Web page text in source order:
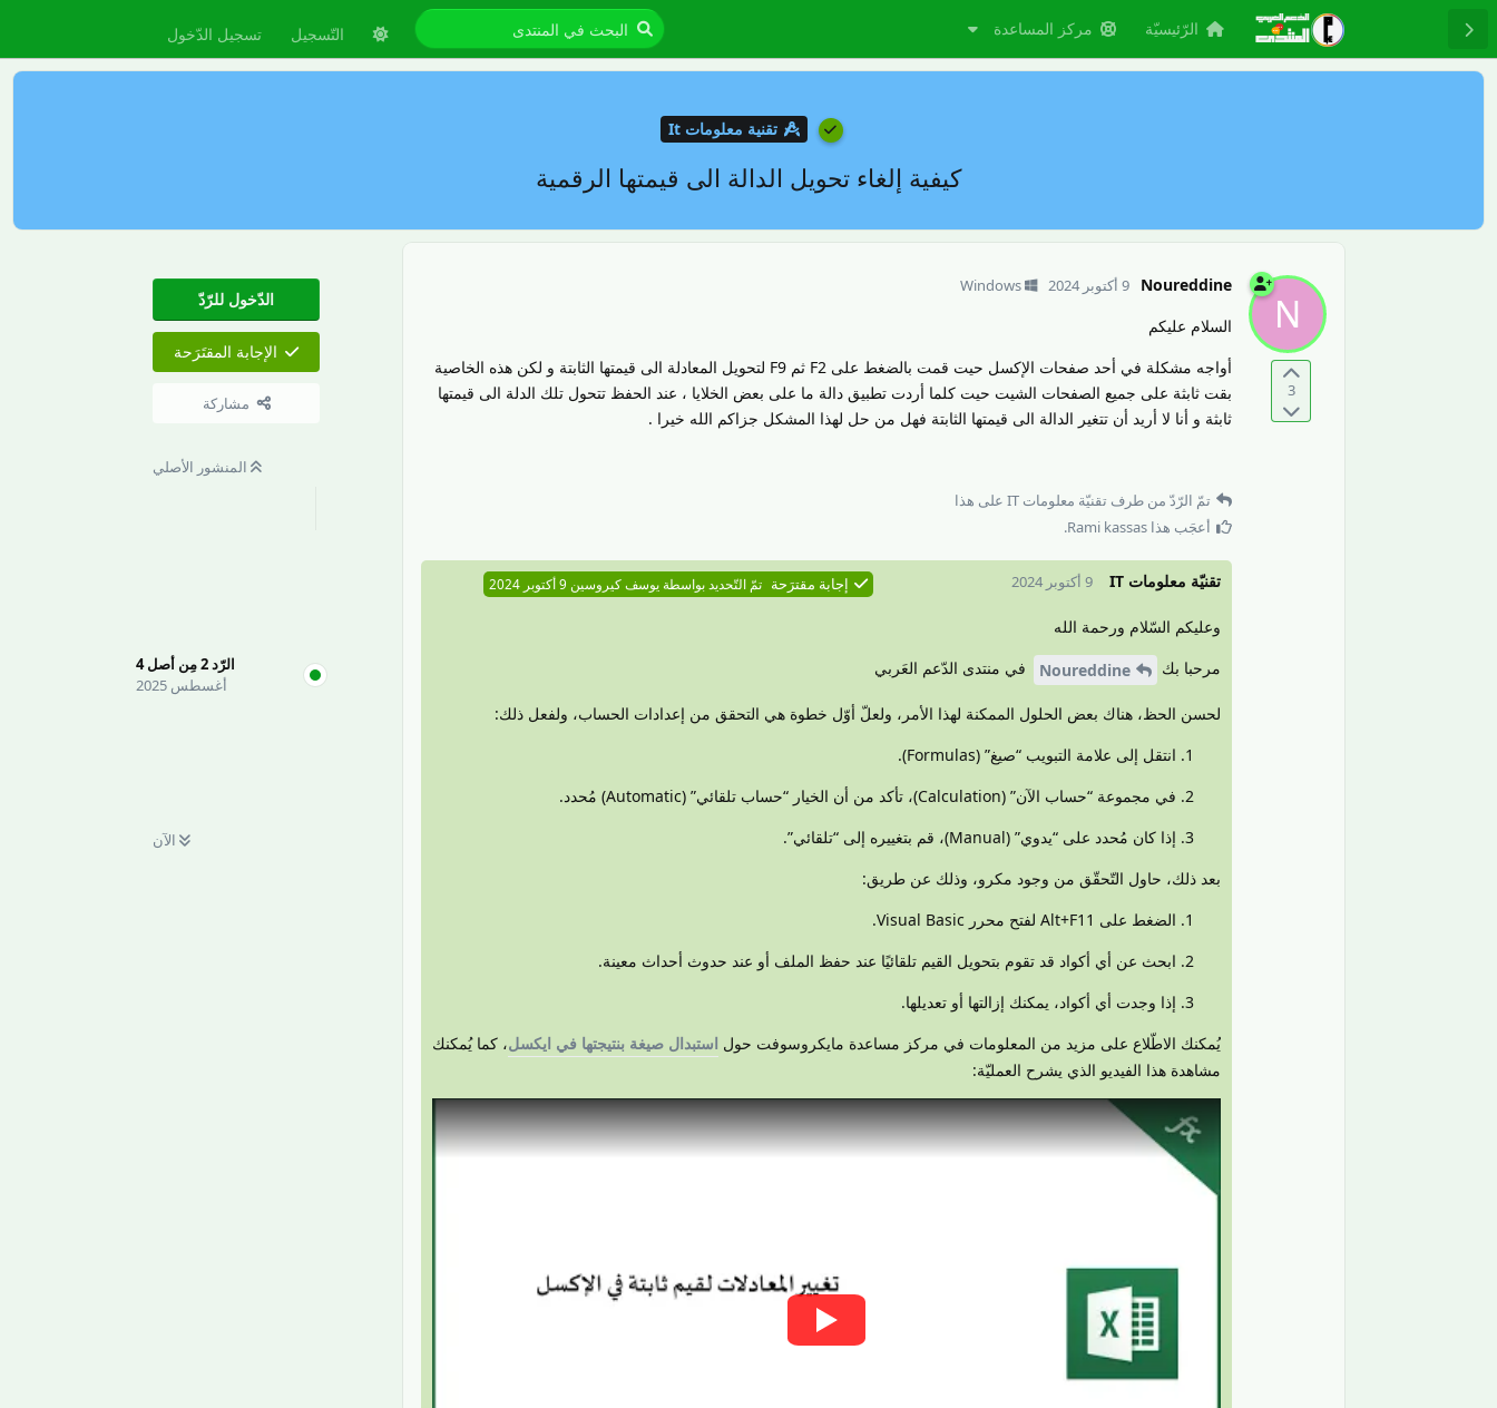
الرّئيسيّة مركز المساعدة التّسجيل تسجيل الدّخول
تقنية معلومات It
كيفية إلغاء تحويل الدالة الى قيمتها الرقمية
الدّخول للرّدّ
الإجابة المقتَرَحة
مشاركة
المنشور الأصلي
الرّد2مِن أصل4
أغسطس 2025
الآن
3
N
Noureddine 9 أكتوبر 2024 Windows
السلام عليكم
أواجه مشكلة في أحد صفحات الإكسل حيت قمت بالضغط على F2 ثم F9 لتحويل المعادلة الى قيمتها الثابتة و لكن هذه الخاصية
بقت ثابثة على جميع الصفحات الشيت حيت كلما أردت تطبيق دالة ما على بعض الخلايا ، عند الحفظ تتحول تلك الدلة الى قيمتها
ثابثة و أنا لا أريد أن تتغير الدالة الى قيمتها الثابتة فهل من حل لهذا المشكل جزاكم الله خيرا .
تمّ الرّدّ من طرف تقنيّة معلومات IT
على هذا
أعجَب هذا Rami kassas
.
تقنيّة معلومات IT 9 أكتوبر 2024 إجابة مقترَحة تمّ التّحديد بواسطةيوسف كيروسين 9 أكتوبر 2024
وعليكم السّلام ورحمة الله
مرحبا بك
Noureddine في منتدى الدّعم العَربي
لحسن الحظ، هناك بعض الحلول الممكنة لهذا الأمر، ولعلّ أوّل خطوة هي التحقق من إعدادات الحساب، ولفعل ذلك:
انتقل إلى علامة التبويب “صيغ” (Formulas).
في مجموعة “حساب الآن” (Calculation)، تأكد من أن الخيار “حساب تلقائي” (Automatic) مُحدد.
إذا كان مُحدد على “يدوي” (Manual)، قم بتغييره إلى “تلقائي”.
بعد ذلك، حاول التّحقّق من وجود مكرو، وذلك عن طريق:
الضغط على Alt+F11 لفتح محرر Visual Basic.
ابحث عن أي أكواد قد تقوم بتحويل القيم تلقائيًا عند حفظ الملف أو عند حدوث أحداث معينة.
إذا وجدت أي أكواد، يمكنك إزالتها أو تعديلها.
يُمكنك الاطّلاع على مزيد من المعلومات في مركز مساعدة مايكروسوفت حول استبدال صيغة بنتيجتها في ايكسل، كما يُمكنك
مشاهدة هذا الفيديو الذي يشرح العمليّة: